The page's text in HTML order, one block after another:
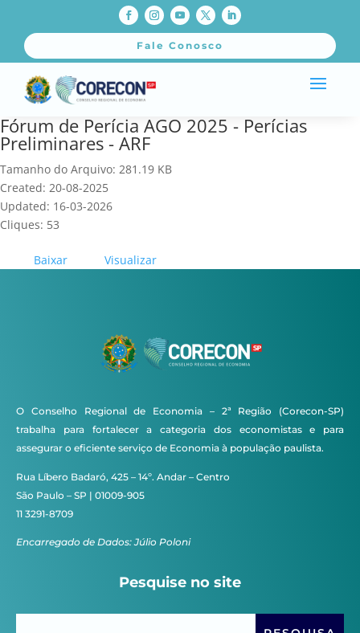
Fale Conosco
Fórum de Perícia AGO 2025 - Perícias
Preliminares - ARF
Tamanho do Arquivo: 281.19 KB
Created: 20-08-2025
Updated: 16-03-2026
Cliques: 53
Baixar Visualizar
O Conselho Regional de Economia – 2ª Região (Corecon-SP)
trabalha para fortalecer a categoria dos economistas e para
assegurar o eficiente serviço de Economia à população paulista.
Rua Líbero Badaró, 425 – 14º. Andar – Centro
São Paulo – SP | 01009-905
11 3291-8709
Encarregado de Dados: Júlio Poloni
Pesquise no site